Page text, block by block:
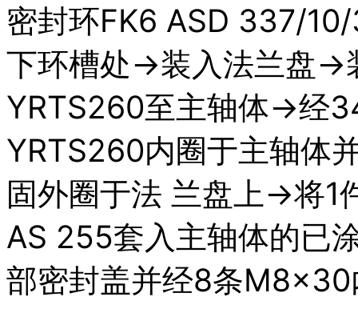
密封环FK6 ASD 337/
下环槽处→装入法兰盘→
YRTS260至主轴体→经
YRTS260内圈于主轴体
固外圈于法 兰盘上→将1
AS 255套入主轴体的已
部密封盖并经8条